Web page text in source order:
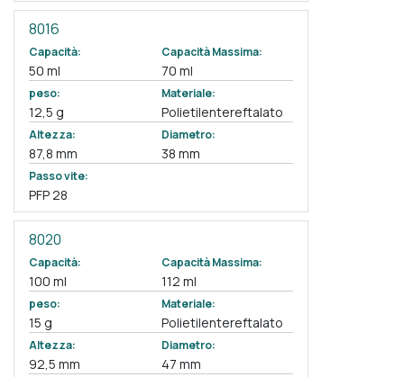
8016
Capacità:
50 ml
Capacità Massima:
70 ml
peso:
12,5 g
Materiale:
Polietilentereftalato
Altezza:
87,8 mm
Diametro:
38 mm
Passo vite:
PFP 28
8020
Capacità:
100 ml
Capacità Massima:
112 ml
peso:
15 g
Materiale:
Polietilentereftalato
Altezza:
92,5 mm
Diametro:
47 mm